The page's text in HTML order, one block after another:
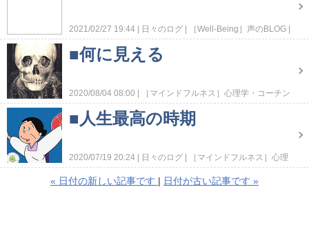
2021/02/27 19:44 日々のログ
［Well-Being］声のBLOG
［マインドフルネス］心理学・コーチング
■何に見える
2020/08/04 08:00
［マインドフルネス］心理学・コーチン
グ
■人生最高の時期
2020/07/19 20:24 日々のログ
［マインドフルネス］心理
学・コーチング
« 日付の新しい記事です 日付が古い記事です »